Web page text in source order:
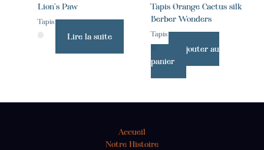
Lion’s Paw
Tapis
Lire la suite
Tapis Orange Cactus silk
Berber Wonders
Tapis
Ajouter au
panier
Accueil
Notre Histoire